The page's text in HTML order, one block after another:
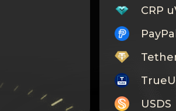
CRP
USDS